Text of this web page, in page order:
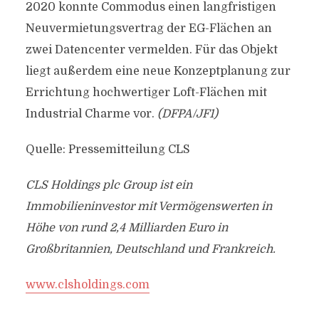
2020 konnte Commodus einen langfristigen
Neuvermietungsvertrag der EG-Flächen an
zwei Datencenter vermelden. Für das Objekt
liegt außerdem eine neue Konzeptplanung zur
Errichtung hochwertiger Loft-Flächen mit
Industrial Charme vor. (DFPA/JF1)
Quelle: Pressemitteilung CLS
CLS Holdings plc Group ist ein
Immobilieninvestor mit Vermögenswerten in
Höhe von rund 2,4 Milliarden Euro in
Großbritannien, Deutschland und Frankreich.
www.clsholdings.com